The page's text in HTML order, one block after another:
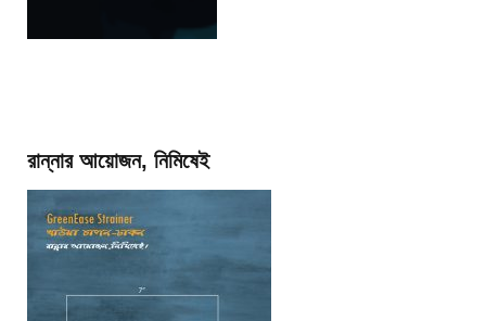
রান্নার আয়োজন, নিমিষেই